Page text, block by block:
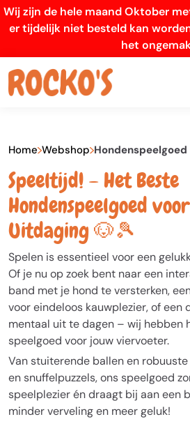
Wij zijn de hele maand Oktober
er tijdelijk niet besteld kan
het
Home Webshop Hondenspeelgoed
Speeltijd! – Het Beste
Hondenspeelgoed
Uitdaging 🐶🎾
Spelen is essentieel voor een
Of je nu op zoek bent naar een
band met je hond te versterken,
voor eindeloos kauwplezier, of een
mentaal uit te dagen – wij hebben
speelgoed voor jouw viervoeter.
Van stuiterende ballen en
en snuffelpuzzels, ons speelgoed
speelplezier én draagt bij aan een
minder verveling en meer geluk!